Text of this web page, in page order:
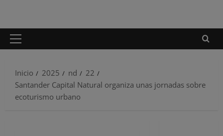
Menú
Inicio
2025 nd
22
Santander Capital Natural organiza unas jornadas sobre
ecoturismo urbano